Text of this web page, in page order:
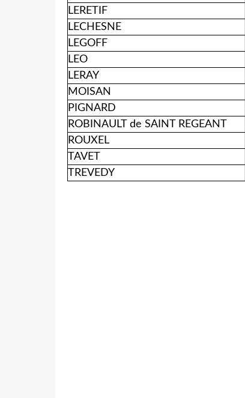
LERETIF
LECHESNE
LEGOFF
LEO
LERAY
MOISAN
PIGNARD
ROBINAULT de SAINT REGEANT
ROUXEL
TAVET
TREVEDY